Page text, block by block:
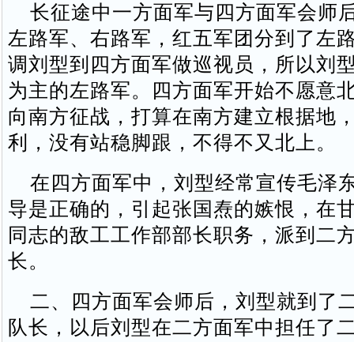
长征途中一方面军与四方面军会师
左路军、右路军，红五军团分到了左
调刘型到四方面军做巡视员，所以刘
为主的左路军。四方面军开始不愿意
向南方征战，打算在南方建立根据地
利，没有站稳脚跟，不得不又北上。
在四方面军中，刘型经常宣传毛泽
导是正确的，引起张国焘的嫉恨，在
同志的敌工工作部部长职务，派到二
长。
二、四方面军会师后，刘型就到了
队长，以后刘型在二方面军中担任了